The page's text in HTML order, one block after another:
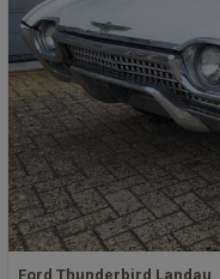
Ford Thunderbird Landau